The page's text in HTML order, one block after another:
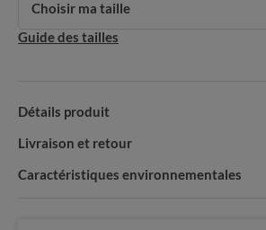
Choisir ma taille
Guide des tailles
Détails produit
Livraison et retour
Caractéristiques environnementales